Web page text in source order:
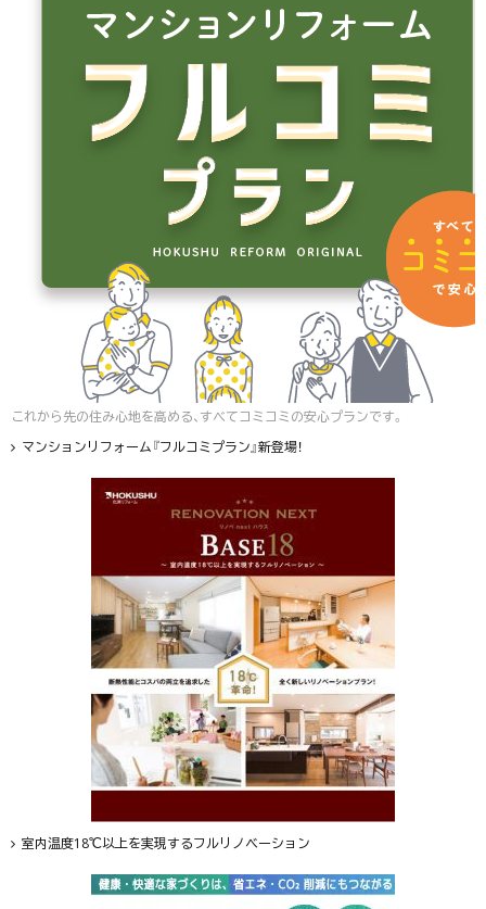
これから先の住み心地を高める、すべてコミコミの安心プランです。
マンションリフォーム『フルコミプラン』新登場！
室内温度18℃以上を実現するフルリノベーション